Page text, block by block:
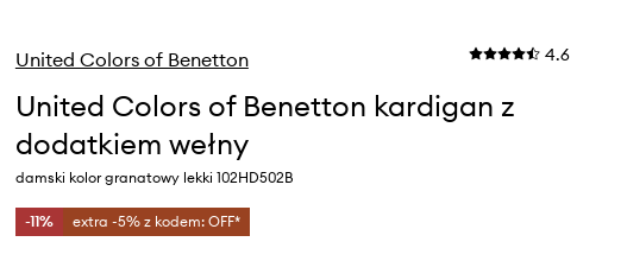
United Colors of Benetton 4.6
United Colors of Benetton kardigan z
dodatkiem wełny
damski kolor granatowy lekki 102HD502B
-11% extra -5% z kodem: OFF*